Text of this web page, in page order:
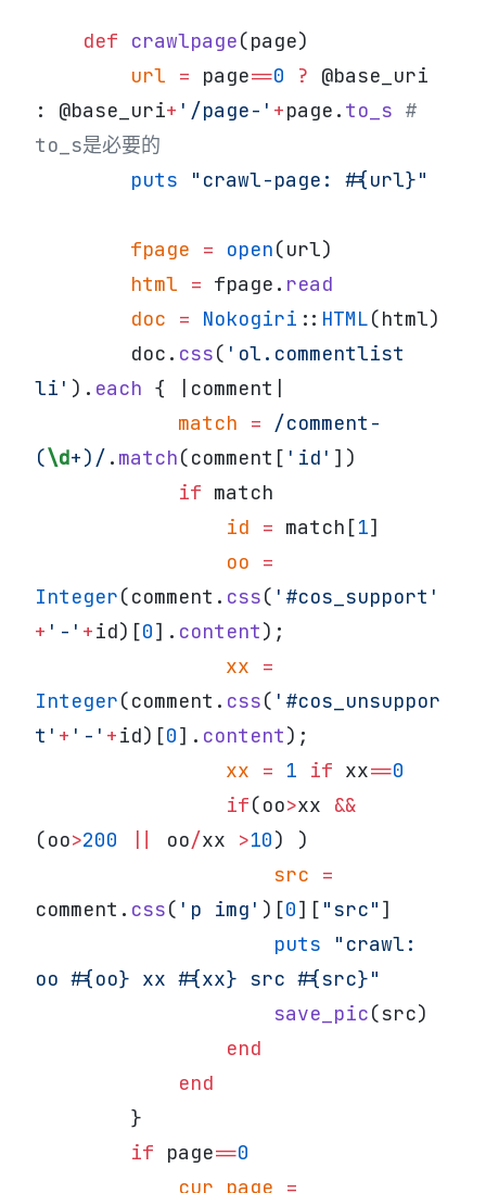
    def
crawlpage(page)
        url
= page==0 ? @base_uri
: @base_uri+ '/page-' +page. to_s #
to_s是必要的
        puts
"crawl-page: #{url}"
        fpage
= open(url)
        html
= fpage. read
        doc
= Nokogiri :: HTML(html)
        doc.
css( 'ol.commentlist
li' ). each { |comment|
            match
= /comment-
(\d+)/ . match(comment[ 'id' ])
            if
match
                id
= match[1]
                oo
=
Integer(comment. css( '#cos_support'
+ '-' +id)[0]. content);
                xx
=
Integer(comment. css( '#cos_unsuppor
t' + '-' +id)[0]. content);
                xx
= 1 if xx==0
                if
(oo>xx &&
(oo>200 oo/xx >10) )
                    src
=
comment. css( 'p img' )[0][ "src" ]
                    puts
"crawl:
oo #{oo} xx #{xx} src #{src}"
                    save_pic
(src)
                end
            end
        }
        if
page==0
            cur_page
=